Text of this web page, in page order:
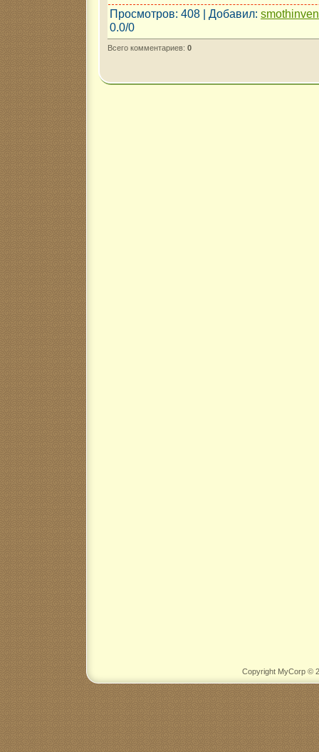
Просмотров: 408 | Добавил:
0.0/0
Всего комментариев: 0
Copyright MyCorp ©